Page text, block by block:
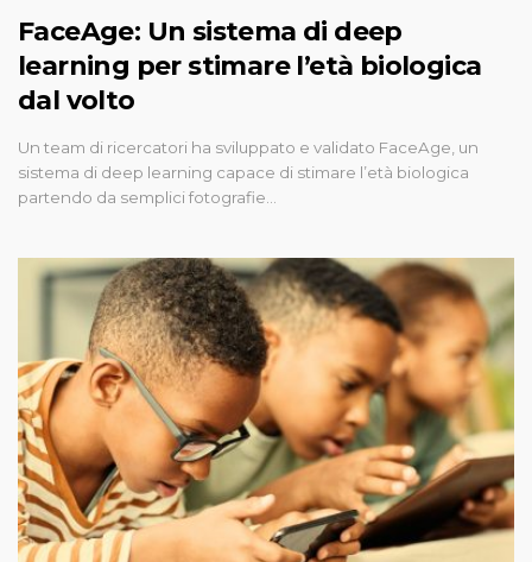
FaceAge: Un sistema di deep
learning per stimare l’età biologica
dal volto
Un team di ricercatori ha sviluppato e validato FaceAge, un
sistema di deep learning capace di stimare l’età biologica
partendo da semplici fotografie…